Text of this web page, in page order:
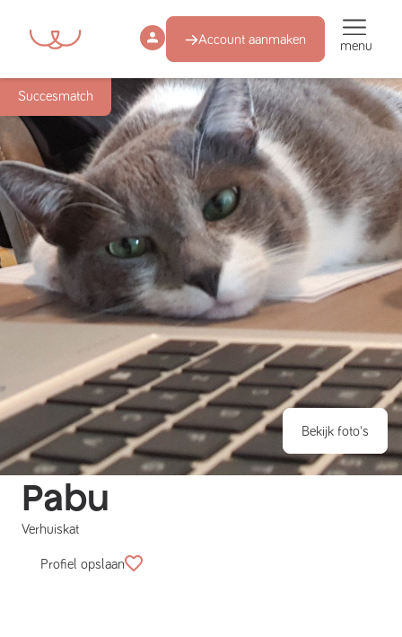
Account aanmaken menu
Succesmatch
Bekijk foto's
Pabu
Verhuiskat
Profiel opslaan